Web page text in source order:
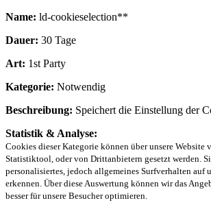
Name: ld-cookieselection**
Dauer: 30 Tage
Art: 1st Party
Kategorie: Notwendig
Beschreibung: Speichert die Einstellung der
Statistik & Analyse:
Cookies dieser Kategorie können über unsere Website
Statistiktool, oder von Drittanbietern gesetzt werden.
personalisiertes, jedoch allgemeines Surfverhalten auf
erkennen. Über diese Auswertung können wir das
besser für unsere Besucher optimieren.